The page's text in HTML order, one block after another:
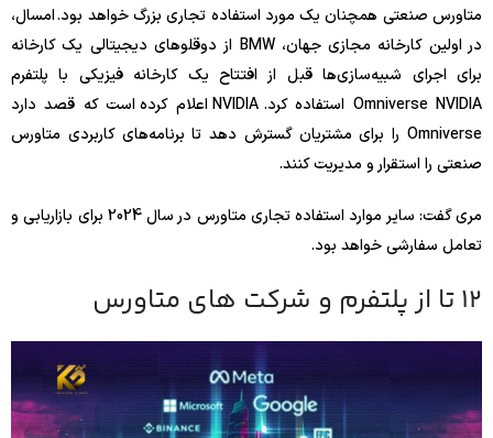
متاورس صنعتی همچنان یک مورد استفاده تجاری بزرگ خواهد بود. امسال،
در اولین کارخانه مجازی جهان، BMW از دوقلوهای دیجیتالی یک کارخانه
برای اجرای شبیه‌سازی‌ها قبل از افتتاح یک کارخانه فیزیکی با پلتفرم
Omniverse NVIDIA استفاده کرد. NVIDIA اعلام کرده است که قصد دارد
Omniverse را برای مشتریان گسترش دهد تا برنامه‌های کاربردی متاورس
صنعتی را استقرار و مدیریت کنند.
مری گفت: سایر موارد استفاده تجاری متاورس در سال 2024 برای بازاریابی و
تعامل سفارشی خواهد بود.
12 تا از پلتفرم و شرکت های متاورس